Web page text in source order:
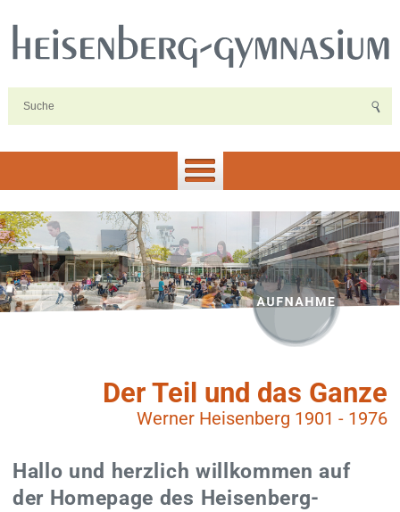
Der Teil und das Ganze
Werner Heisenberg 1901 - 1976
Hallo und herzlich willkommen auf
der Homepage des Heisenberg-